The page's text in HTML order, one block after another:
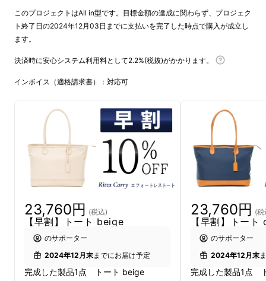
整理収納アドバイザーの中山真由美さんと私た
ちCOMODOとのコラボシリーズ「Ritta
Carry」は、お仕事をされている皆さまを中心
に大変ご好評をいただいているシリーズです。
お客さまのお声から本企画がスタート
Ritta Carry エフォートレストートは、Ritta
Carryの仕事用トートの第二弾です。
コロナ禍で生活様式が大きく変わったことを意
識して設計された第一弾のお仕事トートは、現
在も好評をいただいていますが、少し余裕を
持った容量のつくりになっています。
お客さまから「もっと気楽に手軽に使えるもう
一回り小さいのがあると嬉しい！」そんなお声
もお聞きしていました。そこで、今回のエ
フォートレストートは、そんなお声にお応えす
このプロジェクトはAll in型です。目標金額の達成に関わらず、プロジェク
ト終了日の2024年12月03日までに支払いを完了した時点で購入が成立し
ます。
決済時に安心システム利用料として2.2%(税抜)がかかります。
インボイス（適格請求書）：対応可
23,760円 (税込)
【早割】トート beige
のサポーター
2024年12月末までにお届け予定
完成した製品1点 トート beige
23,760円 (税
【早割】トー
のサポーター
2024年12月末
完成した製品1点